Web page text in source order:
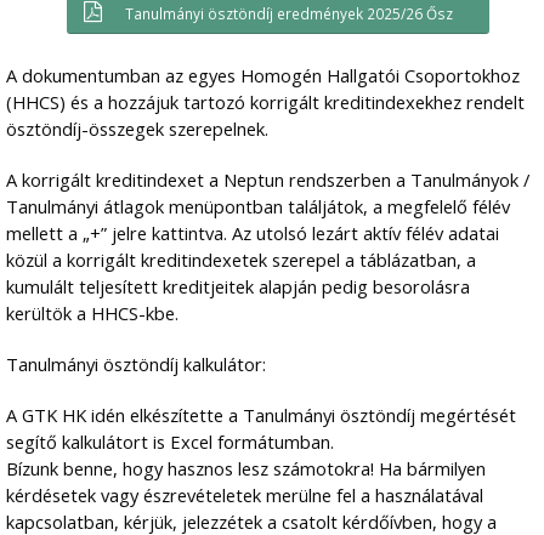
Tanulmányi ösztöndíj eredmények 2025/26 Ősz
A dokumentumban az egyes Homogén Hallgatói Csoportokhoz
(HHCS) és a hozzájuk tartozó korrigált kreditindexekhez rendelt
ösztöndíj-összegek szerepelnek.
A korrigált kreditindexet a Neptun rendszerben a Tanulmányok /
Tanulmányi átlagok menüpontban találjátok, a megfelelő félév
mellett a „+” jelre kattintva. Az utolsó lezárt aktív félév adatai
közül a korrigált kreditindexetek szerepel a táblázatban, a
kumulált teljesített kreditjeitek alapján pedig besorolásra
kerültök a HHCS-kbe.
Tanulmányi ösztöndíj kalkulátor:
A GTK HK idén elkészítette a Tanulmányi ösztöndíj megértését
segítő kalkulátort is Excel formátumban.
Bízunk benne, hogy hasznos lesz számotokra! Ha bármilyen
kérdésetek vagy észrevételetek merülne fel a használatával
kapcsolatban, kérjük, jelezzétek a csatolt kérdőívben, hogy a